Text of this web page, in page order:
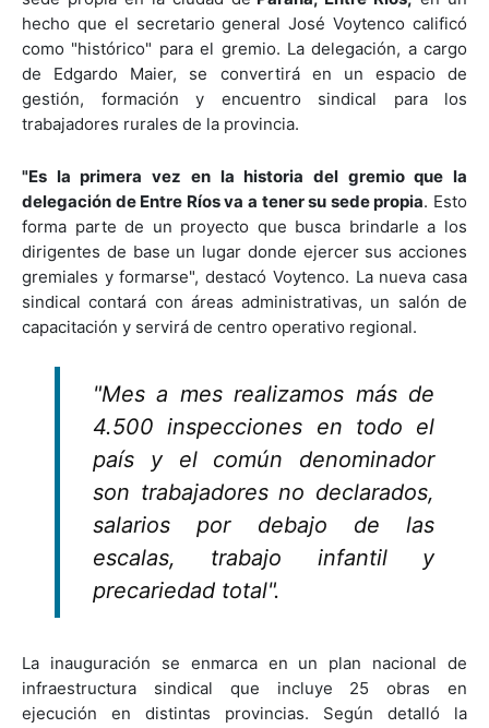
como "histórico" para el gremio. La delegación, a cargo
de Edgardo Maier, se convertirá en un espacio de
gestión, formación y encuentro sindical para los
trabajadores rurales de la provincia.
"Es la primera vez en la historia del gremio que la
delegación de Entre Ríos va a tener su sede propia
forma parte de un proyecto que busca brindarle a los
dirigentes de base un lugar donde ejercer sus acciones
gremiales y formarse", destacó Voytenco. La nueva casa
sindical contará con áreas administrativas, un salón de
capacitación y servirá de centro operativo regional.
4.500 inspecciones en todo el
país y el común denominador
son trabajadores no declarados,
salarios por debajo de las
escalas, trabajo infantil y
precariedad total".
infraestructura sindical que incluye 25 obras en
ejecución en distintas provincias. Según detalló la
UATRE, se trata de una estrategia para fortalecer la